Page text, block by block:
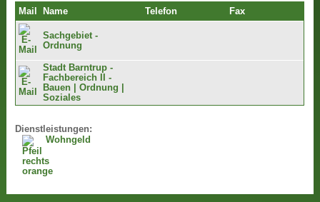
Mail Name Telefon Fax
Sachgebiet -
Ordnung
Stadt Barntrup -
Fachbereich II -
Bauen | Ordnung |
Soziales
Dienstleistungen:
Wohngeld